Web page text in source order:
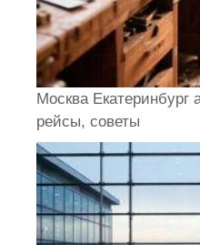
Москва
рейсы, советы